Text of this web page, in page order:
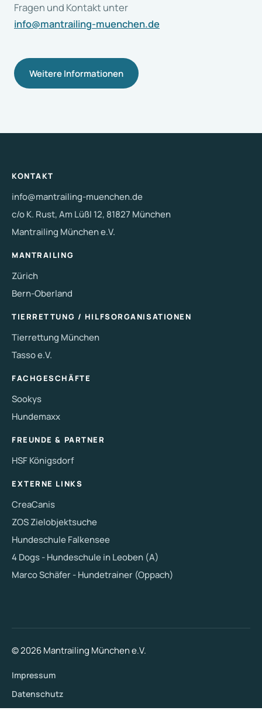
Fragen und Kontakt unter
info@mantrailing-muenchen.de
Weitere Informationen
KONTAKT
info@mantrailing-muenchen.de
c/o K. Rust, Am Lüßl 12, 81827 München
Mantrailing München e.V.
MANTRAILING
Zürich
Bern-Oberland
TIERRETTUNG / HILFSORGANISATIONEN
Tierrettung München
Tasso e.V.
FACHGESCHÄFTE
Sookys
Hundemaxx
FREUNDE & PARTNER
HSF Königsdorf
EXTERNE LINKS
CreaCanis
ZOS Zielobjektsuche
Hundeschule Falkensee
4 Dogs - Hundeschule in Leoben (A)
Marco Schäfer - Hundetrainer (Oppach)
© 2026 Mantrailing München e.V.
Impressum
Datenschutz